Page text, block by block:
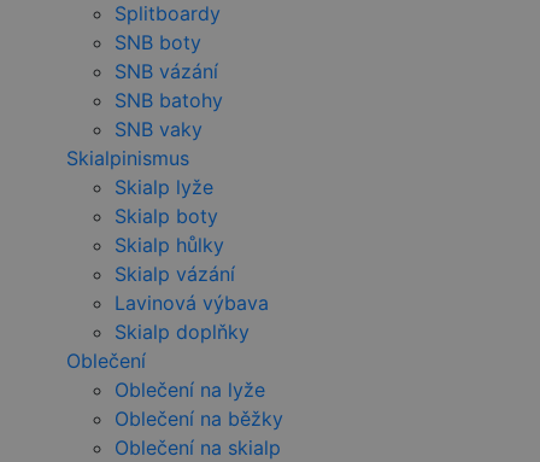
Splitboardy
SNB boty
SNB vázání
SNB batohy
SNB vaky
Skialpinismus
Skialp lyže
Skialp boty
Skialp hůlky
Skialp vázání
Lavinová výbava
Skialp doplňky
Oblečení
Oblečení na lyže
Oblečení na běžky
Oblečení na skialp